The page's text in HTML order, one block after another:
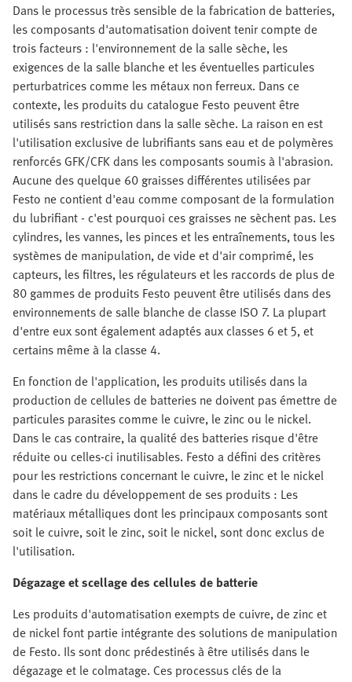
Dans le processus très sensible de la fabrication de batteries,
les composants d'automatisation doivent tenir compte de
trois facteurs : l'environnement de la salle sèche, les
exigences de la salle blanche et les éventuelles particules
perturbatrices comme les métaux non ferreux. Dans ce
contexte, les produits du catalogue Festo peuvent être
utilisés sans restriction dans la salle sèche. La raison en est
l'utilisation exclusive de lubrifiants sans eau et de polymères
renforcés GFK/CFK dans les composants soumis à l'abrasion.
Aucune des quelque 60 graisses différentes utilisées par
Festo ne contient d'eau comme composant de la formulation
du lubrifiant - c'est pourquoi ces graisses ne sèchent pas. Les
cylindres, les vannes, les pinces et les entraînements, tous les
systèmes de manipulation, de vide et d'air comprimé, les
capteurs, les filtres, les régulateurs et les raccords de plus de
80 gammes de produits Festo peuvent être utilisés dans des
environnements de salle blanche de classe ISO 7. La plupart
d'entre eux sont également adaptés aux classes 6 et 5, et
certains même à la classe 4.
En fonction de l'application, les produits utilisés dans la
production de cellules de batteries ne doivent pas émettre de
particules parasites comme le cuivre, le zinc ou le nickel.
Dans le cas contraire, la qualité des batteries risque d'être
réduite ou celles-ci inutilisables. Festo a défini des critères
pour les restrictions concernant le cuivre, le zinc et le nickel
dans le cadre du développement de ses produits : Les
matériaux métalliques dont les principaux composants sont
soit le cuivre, soit le zinc, soit le nickel, sont donc exclus de
l'utilisation.
Dégazage et scellage des cellules de batterie
Les produits d'automatisation exempts de cuivre, de zinc et
de nickel font partie intégrante des solutions de manipulation
de Festo. Ils sont donc prédestinés à être utilisés dans le
dégazage et le colmatage. Ces processus clés de la